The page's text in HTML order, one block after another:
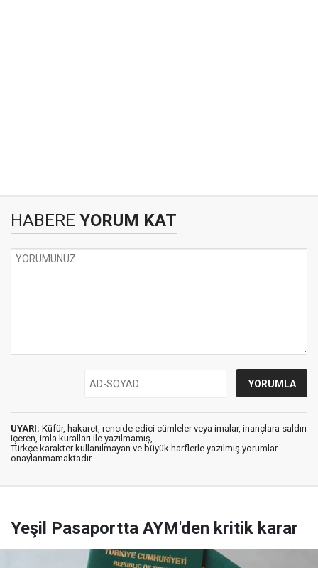
HABERE YORUM KAT
UYARI: Küfür, hakaret, rencide edici cümleler veya imalar, inançlara saldırı
içeren, imla kuralları ile yazılmamış,
Türkçe karakter kullanılmayan ve büyük harflerle yazılmış yorumlar
onaylanmamaktadır.
Yeşil Pasaportta AYM'den kritik karar